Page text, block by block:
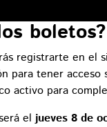
boletos?
registrarte en el
para tener acceso
activo para
el jueves 8 de